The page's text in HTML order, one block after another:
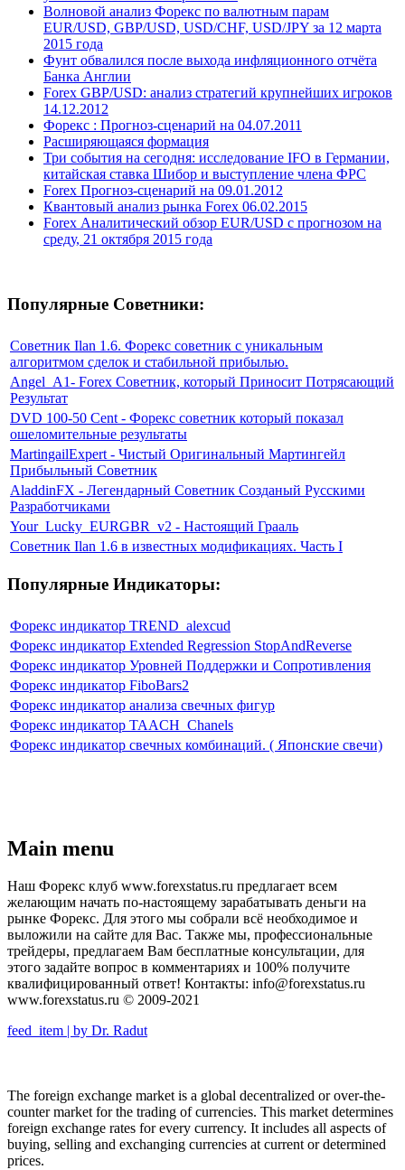
Волновой анализ Форекс по валютным парам
EUR/USD, GBP/USD, USD/CHF, USD/JPY за 12 марта
2015 года
Фунт обвалился после выхода инфляционного отчёта
Банка Англии
Forex GBP/USD: анализ стратегий крупнейших игроков
14.12.2012
Форекс : Прогноз-сценарий на 04.07.2011
Расширяющаяся формация
Три события на сегодня: исследование IFO в Германии,
китайская ставка Шибор и выступление члена ФРС
Forex Прогноз-сценарий на 09.01.2012
Квантовый анализ рынка Forex 06.02.2015
Forex Аналитический обзор EUR/USD с прогнозом на
среду, 21 октября 2015 года
Популярные Советники:
Советник Ilan 1.6. Форекс советник с уникальным
алгоритмом сделок и стабильной прибылью.
Angel_A1- Forex Советник, который Приносит Потрясающий
Результат
DVD 100-50 Cent - Форекс советник который показал
ошеломительные результаты
MartingailExpert - Чистый Оригинальный Мартингейл
Прибыльный Советник
AladdinFX - Легендарный Советник Созданый Русскими
Разработчиками
Your_Lucky_EURGBR_v2 - Настоящий Грааль
Советник Ilan 1.6 в известных модификациях. Часть I
Популярные Индикаторы:
Форекс индикатор TREND_alexcud
Форекс индикатор Extended Regression StopAndReverse
Форекс индикатор Уровней Поддержки и Сопротивления
Форекс индикатор FiboBars2
Форекс индикатор анализа свечных фигур
Форекс индикатор TAACH_Chanels
Форекс индикатор свечных комбинаций. ( Японские свечи)
Main menu
Наш Форекс клуб www.forexstatus.ru предлагает всем
желающим начать по-настоящему зарабатывать деньги на
рынке Форекс. Для этого мы собрали всё необходимое и
выложили на сайте для Вас. Также мы, профессиональные
трейдеры, предлагаем Вам бесплатные консультации, для
этого задайте вопрос в комментариях и 100% получите
квалифицированный ответ! Контакты: info@forexstatus.ru
www.forexstatus.ru © 2009-2021
feed_item | by Dr. Radut
The foreign exchange market is a global decentralized or over-the-
counter market for the trading of currencies. This market determines
foreign exchange rates for every currency. It includes all aspects of
buying, selling and exchanging currencies at current or determined
prices.